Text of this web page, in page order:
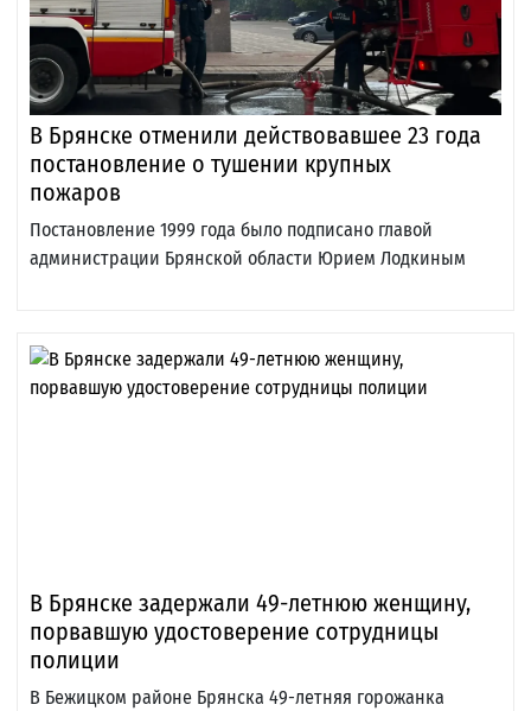
В Брянске отменили действовавшее 23 года
постановление о тушении крупных
пожаров
Постановление 1999 года было подписано главой
администрации Брянской области Юрием Лодкиным
В Брянске задержали 49-летнюю женщину,
порвавшую удостоверение сотрудницы
полиции
В Бежицком районе Брянска 49-летняя горожанка